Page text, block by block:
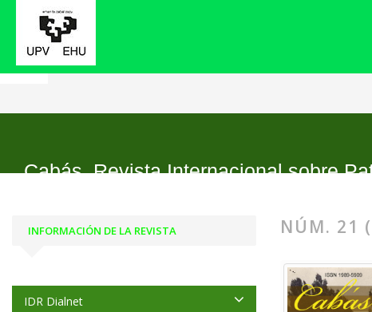
Cabás. Revista Internacional sobre
Inicio Archivos Núm. 21 (2019)
NÚM. 21
INFORMACIÓN DE LA REVISTA
IDR Dialnet